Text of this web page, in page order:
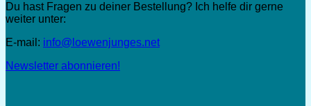
Du hast Fragen zu deiner Bestellung? Ich helfe dir gerne
weiter unter:
E-mail: info@loewenjunges.net
Newsletter abonnieren!